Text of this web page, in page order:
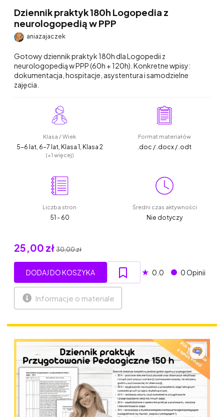
Dziennik praktyk 180h Logopedia z
neurologopedią w PPP
aniazajaczek
Gotowy dziennik praktyk 180h dla Logopedii z
neurologopedią w PPP (60h + 120h). Konkretne wpisy:
dokumentacja, hospitacje, asystentura i samodzielne
zajęcia.
Klasa / Wiek
5-6 lat, 6-7 lat, Klasa 1, Klasa 2
(+1 więcej)
Format materiałów
.doc / .docx / .odt
Liczba stron
51 - 60
Średni czas aktywności
Nie dotyczy
25,00 zł 30,00 zł
DODAJ DO KOSZYKA ★ 0.0 0 Opinii
Informacje o materiale